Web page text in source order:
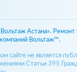
Астана». Ремонт
компаний Вольтаж™.
сайте не является
Статьи 395